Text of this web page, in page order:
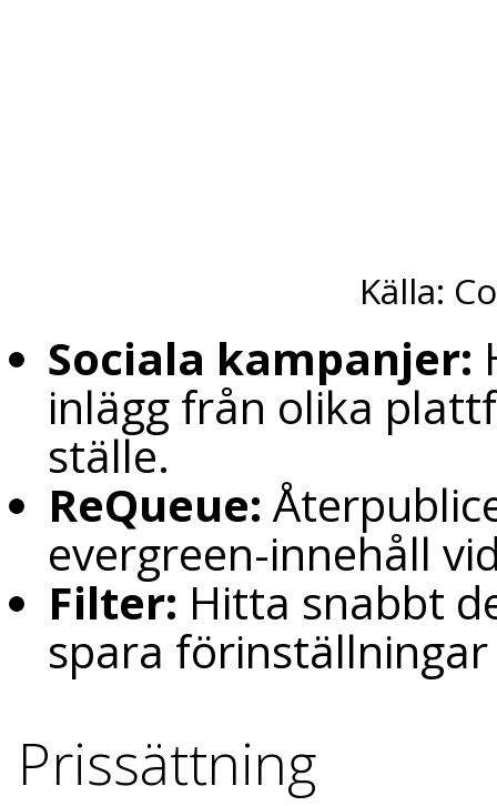
Källa:
Sociala kampanjer:
inlägg från olika
ställe.
ReQueue:
evergreen-innehåll
Filter: Hitta snabbt
spara
Prissättning